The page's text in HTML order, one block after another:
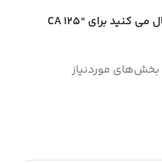
اولین نفری باشید که دیدگاهی را ارسال می کنید برای “CA 125
بخش‌های موردنیاز